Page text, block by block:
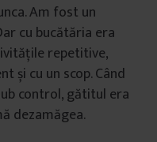
Am fost un
cu bucătăria era
repetitive,
și cu un scop. Când
control, gătitul era
dezamăgea.